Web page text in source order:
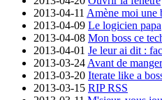
2013-04-11 Amène moi une
2013-04-09 Le logicien papa
2013-04-08 Mon boss ce
2013-04-01 Je leur ai dit :
2013-03-24 Avant de manger
2013-03-20 Iterate like a
2013-03-15 RIP RSS